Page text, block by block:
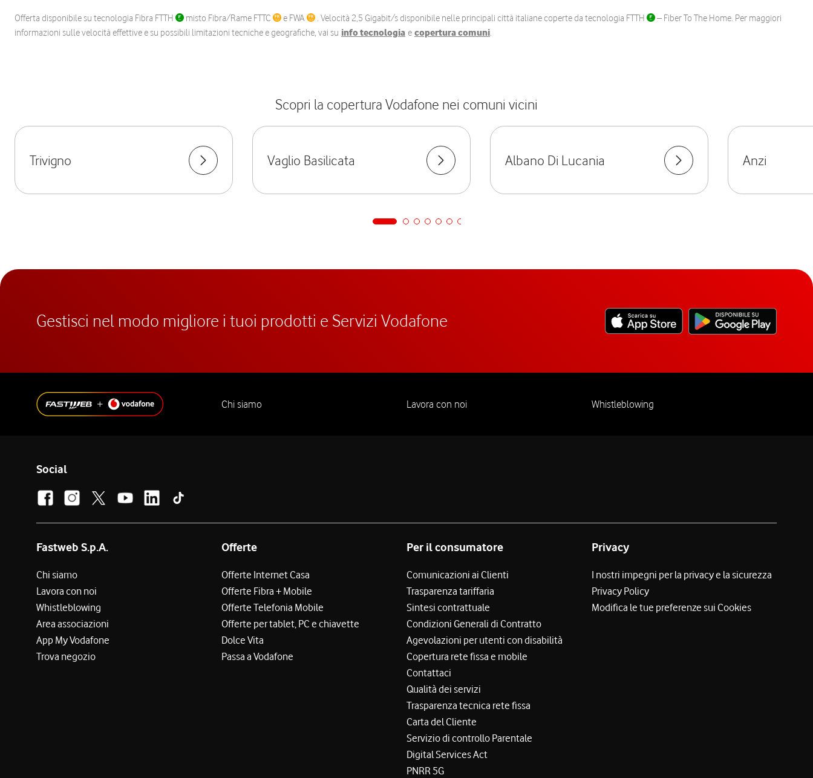
Offerta disponibile su tecnologia Fibra FTTH misto Fibra/Rame FTTC e FWA . Velocità 2,5 Gigabit/s disponibile nelle principali città italiane coperte da tecnologia FTTH
– Fiber To The Home. Per maggiori
informazioni sulle velocità effettive e su possibili limitazioni tecniche e geografiche, vai su info tecnologia e copertura comuni.
Scopri la copertura Vodafone nei comuni vicini
Trivigno Vaglio Basilicata Albano Di Lucania Anzi
Gestisci nel modo migliore i tuoi prodotti e Servizi Vodafone
Chi siamo Lavora con noi Whistleblowing
Social
Fastweb S.p.A.
Chi siamo
Lavora con noi
Whistleblowing
Area associazioni
App My Vodafone
Trova negozio
Offerte
Offerte Internet Casa
Offerte Fibra + Mobile
Offerte Telefonia Mobile
Offerte per tablet, PC e chiavette
Dolce Vita
Passa a Vodafone
Per il consumatore
Comunicazioni ai Clienti
Trasparenza tariffaria
Sintesi contrattuale
Condizioni Generali di Contratto
Agevolazioni per utenti con disabilità
Copertura rete fissa e mobile
Contattaci
Qualità dei servizi
Trasparenza tecnica rete fissa
Carta del Cliente
Servizio di controllo Parentale
Digital Services Act
PNRR 5G
Privacy
I nostri impegni per la privacy e la sicurezza
Privacy Policy
Modifica le tue preferenze sui Cookies